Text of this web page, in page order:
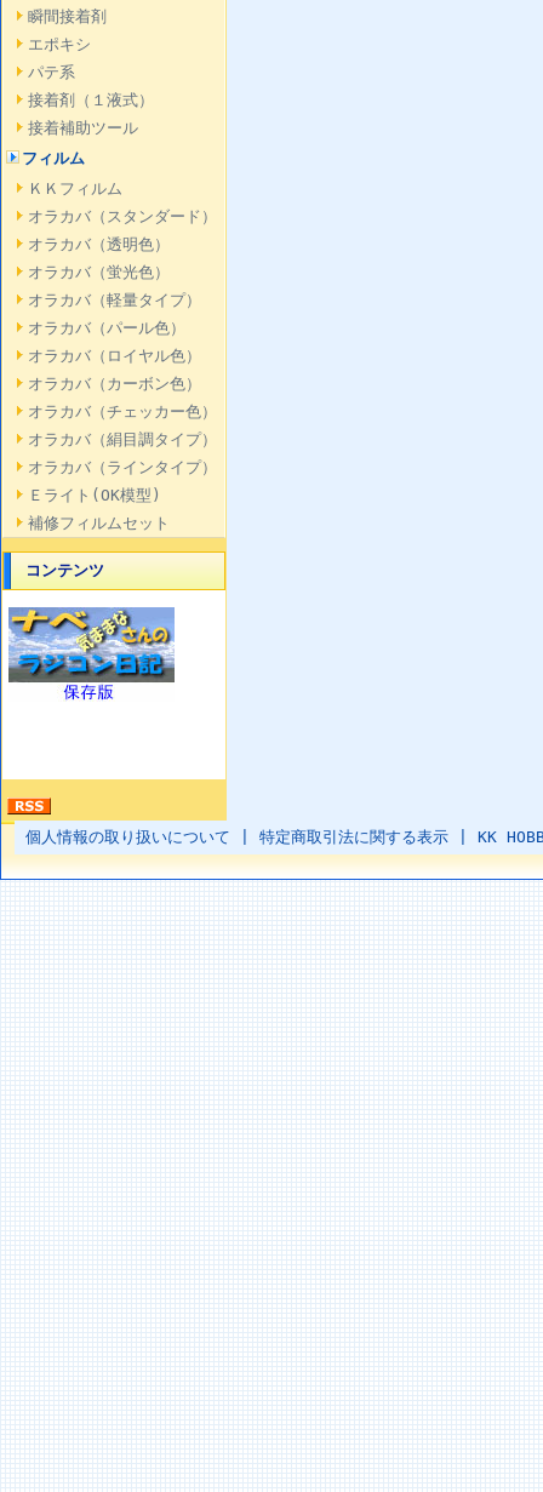
瞬間接着剤
エポキシ
パテ系
接着剤（１液式）
接着補助ツール
フィルム
ＫＫフィルム
オラカバ（スタンダード）
オラカバ（透明色）
オラカバ（蛍光色）
オラカバ（軽量タイプ）
オラカバ（パール色）
オラカバ（ロイヤル色）
オラカバ（カーボン色）
オラカバ（チェッカー色）
オラカバ（絹目調タイプ）
オラカバ（ラインタイプ）
Ｅライト(OK模型)
補修フィルムセット
コンテンツ
個人情報の取り扱いについて 特定商取引法に関する表示 KK